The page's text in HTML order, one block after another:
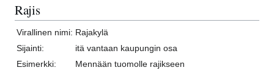
Rajis
Virallinen nimi: Rajakylä
Sijainti:
itä vantaan kaupungin osa
Esimerkki:
Mennään tuomolle rajikseen